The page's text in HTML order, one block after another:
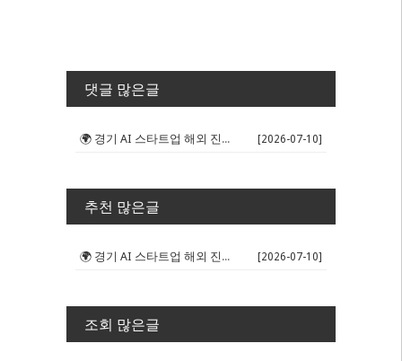
댓글 많은글
🌍 경기 AI 스타트업 해외 진출 판... [2026-07-10]
추천 많은글
🌍 경기 AI 스타트업 해외 진출 판... [2026-07-10]
조회 많은글